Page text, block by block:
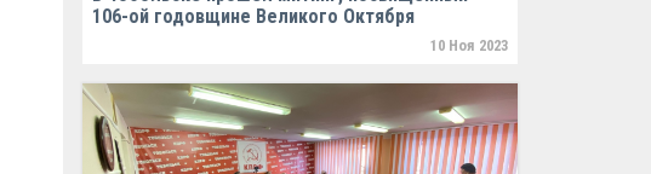
106-ой годовщине Великого Октября
10 Ноя 2023